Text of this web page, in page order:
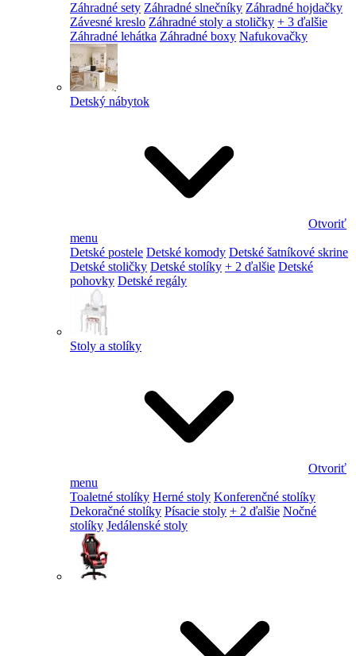
Záhradné sety Záhradné slnečníky Záhradné hojdačky
Závesné kreslo Záhradné stoly a stoličky + 3 ďalšie
Záhradné lehátka Záhradné boxy Nafukovačky
Detský nábytok
Otvoriť
menu
Detské postele Detské komody Detské šatníkové skrine
Detské stoličky Detské stolíky + 2 ďalšie Detské
pohovky Detské regály
Stoly a stolíky
Otvoriť
menu
Toaletné stolíky Herné stoly Konferenčné stolíky
Dekoračné stolíky Písacie stoly + 2 ďalšie Nočné
stolíky Jedálenské stoly